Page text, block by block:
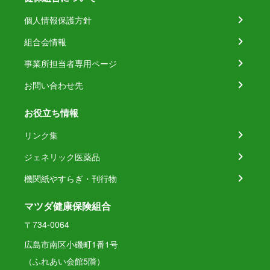
個人情報保護方針
組合会情報
事業所担当者専用ページ
お問い合わせ先
お役立ち情報
リンク集
ジェネリック医薬品
機関紙やすらぎ・刊行物
マツダ健康保険組合
〒734-0064
広島市南区小磯町1番1号
（ふれあい会館5階）